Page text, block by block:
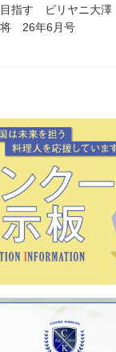
目指す ビリヤニ大
26年6月号